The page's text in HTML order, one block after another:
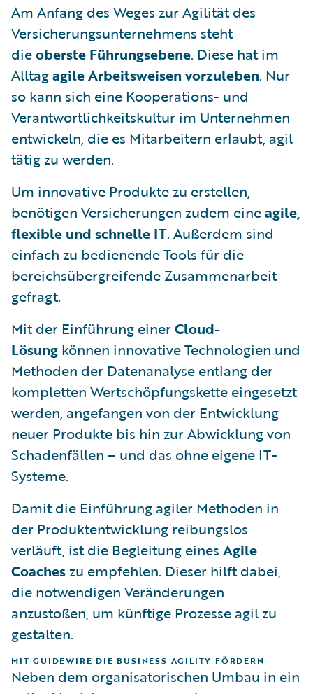
Am Anfang des Weges zur Agilität des
Versicherungsunternehmens steht
dieoberste Führungsebene. Diese hat im
Alltagagile Arbeitsweisen vorzuleben. Nur
so kann sich eine Kooperations- und
Verantwortlichkeitskultur im Unternehmen
entwickeln, die es Mitarbeitern erlaubt, agil
tätig zu werden.
Um innovative Produkte zu erstellen,
benötigen Versicherungen zudem eineagile,
flexible und schnelle IT. Außerdem sind
einfach zu bedienende Tools für die
bereichsübergreifende Zusammenarbeit
gefragt.
Mit der Einführung einerCloud-
Lösung können innovative Technologien und
Methoden der Datenanalyse entlang der
kompletten Wertschöpfungskette eingesetzt
werden, angefangen von der Entwicklung
neuer Produkte bis hin zur Abwicklung von
Schadenfällen – und das ohne eigene IT-
Systeme.
Damit die Einführung agiler Methoden in
der Produktentwicklung reibungslos
verläuft, ist die Begleitung eines Agile
Coacheszu empfehlen. Dieser hilft dabei,
die notwendigen Veränderungen
anzustoßen, um künftige Prozesse agil zu
gestalten.
MIT GUIDEWIRE DIE BUSINESS AGILITY FÖRDERN
Neben dem organisatorischen Umbau in ein